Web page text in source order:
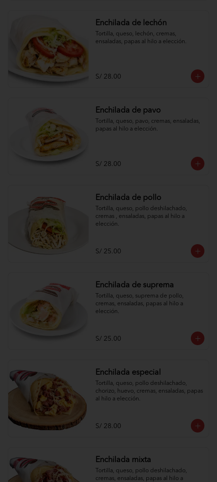
Enchilada de lechón
Tortilla, queso, lechón, cremas,
ensaladas, papas al hilo a elección.
S/ 28.00
Enchilada de pavo
Tortilla, queso, pavo, cremas, ensaladas,
papas al hilo a elección.
S/ 28.00
Enchilada de pollo
Tortilla, queso, pollo deshilachado,
cremas , ensaladas, papas al hilo a
elección.
S/ 25.00
Enchilada de suprema
Tortilla, queso, suprema de pollo,
cremas, ensaladas, papas al hilo a
elección.
S/ 25.00
Enchilada especial
Tortilla, queso, pollo deshilachado,
chorizo, huevo, cremas, ensaladas, papas
al hilo a elección.
S/ 28.00
Enchilada mixta
Tortilla, queso, pollo deshilachado,
cremas, ensaladas, papas al hilo a